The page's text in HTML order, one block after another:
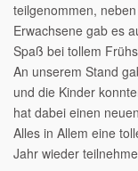
teilgenommen,
Erwachsene gab es
Spaß bei tollem
An unserem Stand
und die Kinder
hat dabei einen
Alles in Allem eine
Jahr wieder